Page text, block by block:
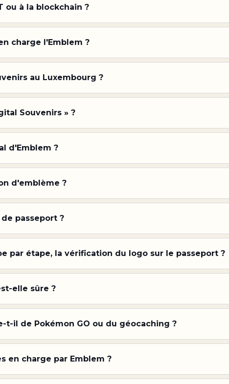
ou à la blockchain ?
charge l'Emblem ?
au Luxembourg ?
Souvenirs » ?
d'Emblem ?
d'emblème ?
passeport ?
par étape, la vérification du logo sur le passeport ?
elle sûre ?
t-il de Pokémon GO ou du géocaching ?
en charge par Emblem ?